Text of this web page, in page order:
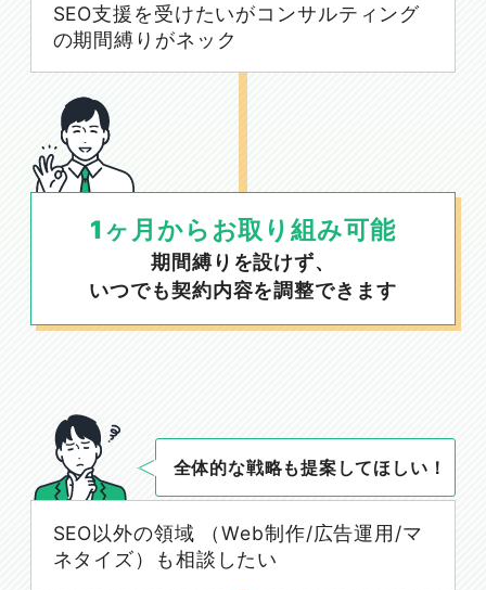
SEO支援を受けたいがコンサルティング
の期間縛りがネック
1ヶ月からお取り組み可能
期間縛りを設けず、
いつでも契約内容を調整できます
全体的な戦略も提案してほしい！
SEO以外の領域 （Web制作/広告運用/マ
ネタイズ）も相談したい